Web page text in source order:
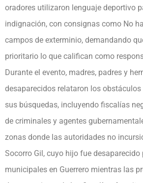
oradores utilizaron lenguaje deportivo
indignación, con consignas como No
campos de exterminio, demandando
prioritario lo que califican como
Durante el evento, madres, padres y
desaparecidos relataron los obstáculos
sus búsquedas, incluyendo fiscalías
de criminales y agentes
zonas donde las autoridades no
Socorro Gil, cuyo hijo fue
municipales en Guerrero mientras las